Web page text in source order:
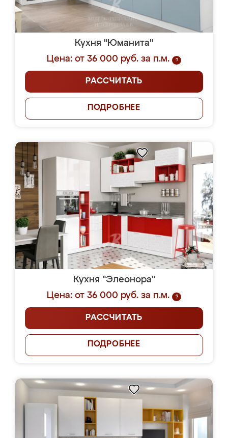
Кухня "Юманита"
Цена: от 36 000 руб. за п.м.
?
РАССЧИТАТЬ
ПОДРОБНЕЕ
Кухня "Элеонора"
Цена: от 36 000 руб. за п.м.
?
РАССЧИТАТЬ
ПОДРОБНЕЕ